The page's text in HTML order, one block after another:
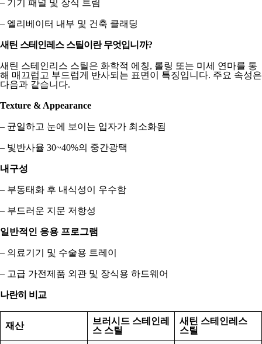
– 기기 패널 및 장식 트림
– 엘리베이터 내부 및 건축 클래딩
새틴 스테인레스 스틸이란 무엇입니까?
새틴 스테인리스 스틸은 화학적 에칭, 롤링 또는 미세 연마를 통
해 매끄럽고 부드럽게 반사되는 표면이 특징입니다. 주요 속성은
다음과 같습니다.
Texture & Appearance
– 균일하고 눈에 보이는 입자가 최소화됨
– 빛반사율 30~40%의 중간광택
내구성
– 부동태화 후 내식성이 우수함
– 부드러운 지문 저항성
일반적인 응용 프로그램
– 의료기기 및 수술용 트레이
– 고급 가전제품 외관 및 장식용 하드웨어
나란히 비교
재산
브러시드 스테인레
스 스틸
새틴 스테인레스
스틸